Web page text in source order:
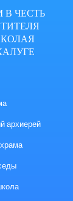
В ЧЕСТЬ
архиерей